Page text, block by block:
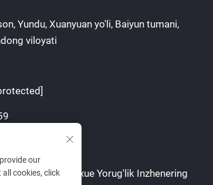
Yundu, Xuanyuan yo'li, Baiyun tumani,
viloyati
Sajia Shengxue Yorug'lik Inzhenering
our
cookies, click